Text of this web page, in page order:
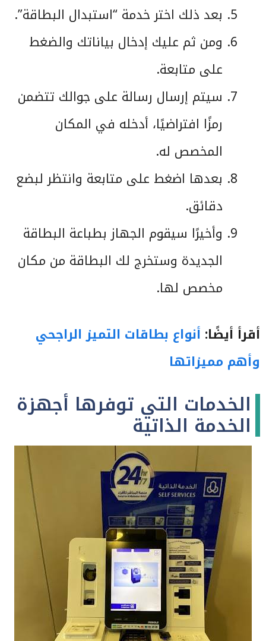
بعد ذلك اختر خدمة “استبدال البطاقة”.
ومن ثم عليك إدخال بياناتك والضغط
على متابعة.
سيتم إرسال رسالة على جوالك تتضمن
رمزًا افتراضيًا، أدخله في المكان
المخصص له.
بعدها اضغط على متابعة وانتظر لبضع
دقائق.
وأخيرًا سيقوم الجهاز بطباعة البطاقة
الجديدة وستخرج لك البطاقة من مكان
مخصص لها.
أقرأ أيضًا: أنواع بطاقات التميز الراجحي
وأهم مميزاتها
الخدمات التي توفرها أجهزة
الخدمة الذاتية